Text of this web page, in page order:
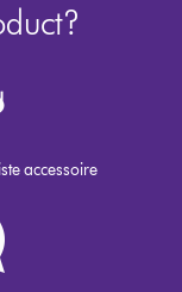
accessoire